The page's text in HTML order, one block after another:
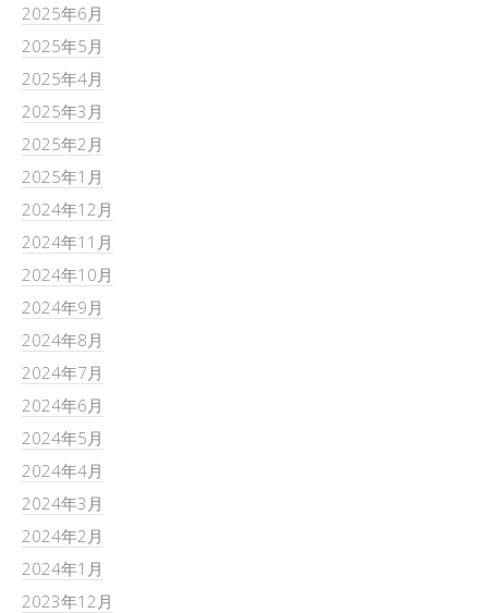
2025年6月
2025年5月
2025年4月
2025年3月
2025年2月
2025年1月
2024年12月
2024年11月
2024年10月
2024年9月
2024年8月
2024年7月
2024年6月
2024年5月
2024年4月
2024年3月
2024年2月
2024年1月
2023年12月